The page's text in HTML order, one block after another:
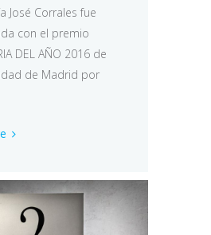
José Corrales fue
con el premio
DEL AÑO 2016 de
de Madrid por